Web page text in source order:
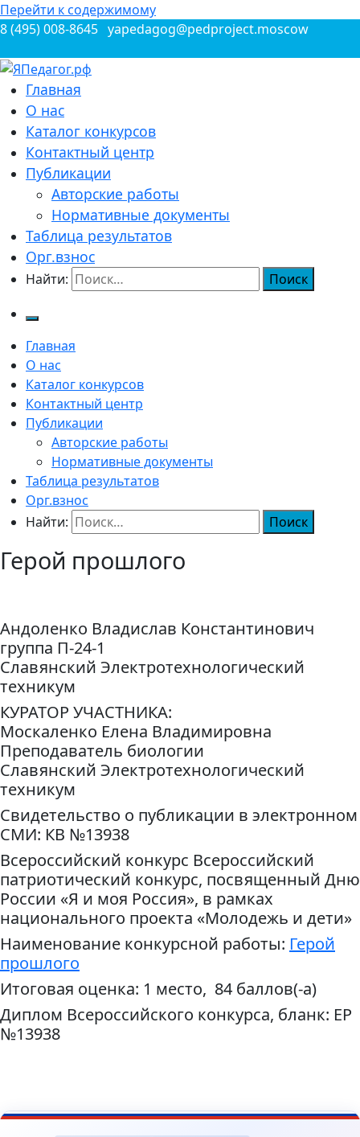
Перейти к содержимому
8 (495) 008-8645 yapedagog@pedproject.moscow
ЯПедагог.рф
Всероссийские конкурсы для педагогов
Главная
О нас
Каталог конкурсов
Контактный центр
Публикации
Авторские работы
Нормативные документы
Таблица результатов
Орг.взнос
Найти:
Главная
О нас
Каталог конкурсов
Контактный центр
Публикации
Авторские работы
Нормативные документы
Таблица результатов
Орг.взнос
Найти:
Герой прошлого
Андоленко Владислав Константинович
группа П-24-1
Славянский Электротехнологический
техникум
КУРАТОР УЧАСТНИКА:
Москаленко Елена Владимировна
Преподаватель биологии
Славянский Электротехнологический
техникум
Свидетельство о публикации в электронном
СМИ: КВ №13938
Всероссийский конкурс Всероссийский
патриотический конкурс, посвященный Дню
России «Я и моя Россия», в рамках
национального проекта «Молодежь и дети»
Наименование конкурсной работы: Герой
прошлого
Итоговая оценка: 1 место, 84 баллов(-а)
Диплом Всероссийского конкурса, бланк: ЕР
№13938